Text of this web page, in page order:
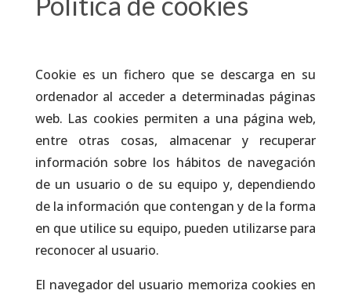
Cookie es un fichero que se descarga en su
ordenador al acceder a determinadas páginas
web. Las cookies permiten a una página web,
entre otras cosas, almacenar y recuperar
información sobre los hábitos de navegación
de un usuario o de su equipo y, dependiendo
de la información que contengan y de la forma
en que utilice su equipo, pueden utilizarse para
reconocer al usuario.
El navegador del usuario memoriza cookies en